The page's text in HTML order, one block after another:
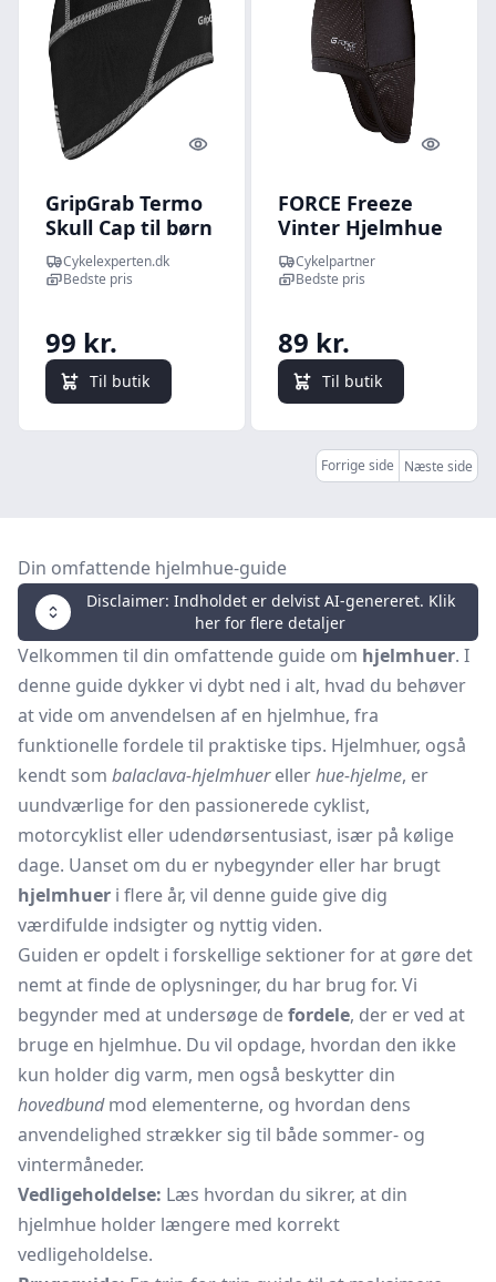
Quick look
GripGrab Termo
Skull Cap til børn
- hjelmhue (One
Size)
Cykelexperten.dk
Bedste pris
99 kr.
Til butik
Quick
FORCE Freeze
Vinter Hjelmhue
Sort (Størrelse:
Small/Medium)
Cykelpartner
Bedste pris
89 kr.
Til butik
Forrige side Næste side
Din omfattende hjelmhue-guide
Disclaimer: Indholdet er delvist AI-genereret. Klik
her for flere detaljer
Velkommen til din omfattende guide om hjelmhuer. I
denne guide dykker vi dybt ned i alt, hvad du behøver
at vide om anvendelsen af en hjelmhue, fra
funktionelle fordele til praktiske tips. Hjelmhuer, også
kendt som balaclava-hjelmhuerellerhue-hjelme, er
uundværlige for den passionerede cyklist,
motorcyklist eller udendørsentusiast, især på kølige
dage. Uanset om du er nybegynder eller har brugt
hjelmhuer i flere år, vil denne guide give dig
værdifulde indsigter og nyttig viden.
Guiden er opdelt i forskellige sektioner for at gøre det
nemt at finde de oplysninger, du har brug for. Vi
begynder med at undersøge defordele, der er ved at
bruge en hjelmhue. Du vil opdage, hvordan den ikke
kun holder dig varm, men også beskytter din
hovedbundmod elementerne, og hvordan dens
anvendelighed strækker sig til både sommer- og
vintermåneder.
Vedligeholdelse: Læs hvordan du sikrer, at din
hjelmhue holder længere med korrekt
vedligeholdelse.